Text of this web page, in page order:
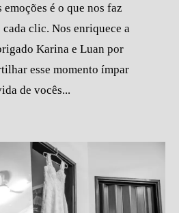
emoções é o que nos faz
cada clic. Nos enriquece a
Karina e Luan por
esse momento ímpar
de vocês...